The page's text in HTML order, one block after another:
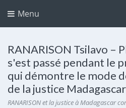
Menu
RANARISON Tsilavo –
s'est passé pendant le
qui démontre le mode
de la justice Madagascar
RANARISON et la justice à Madagascar